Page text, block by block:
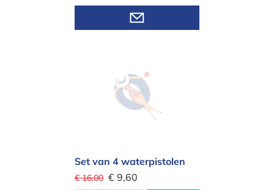
Set van 4 waterpistolen
€ 16,00 € 9,60